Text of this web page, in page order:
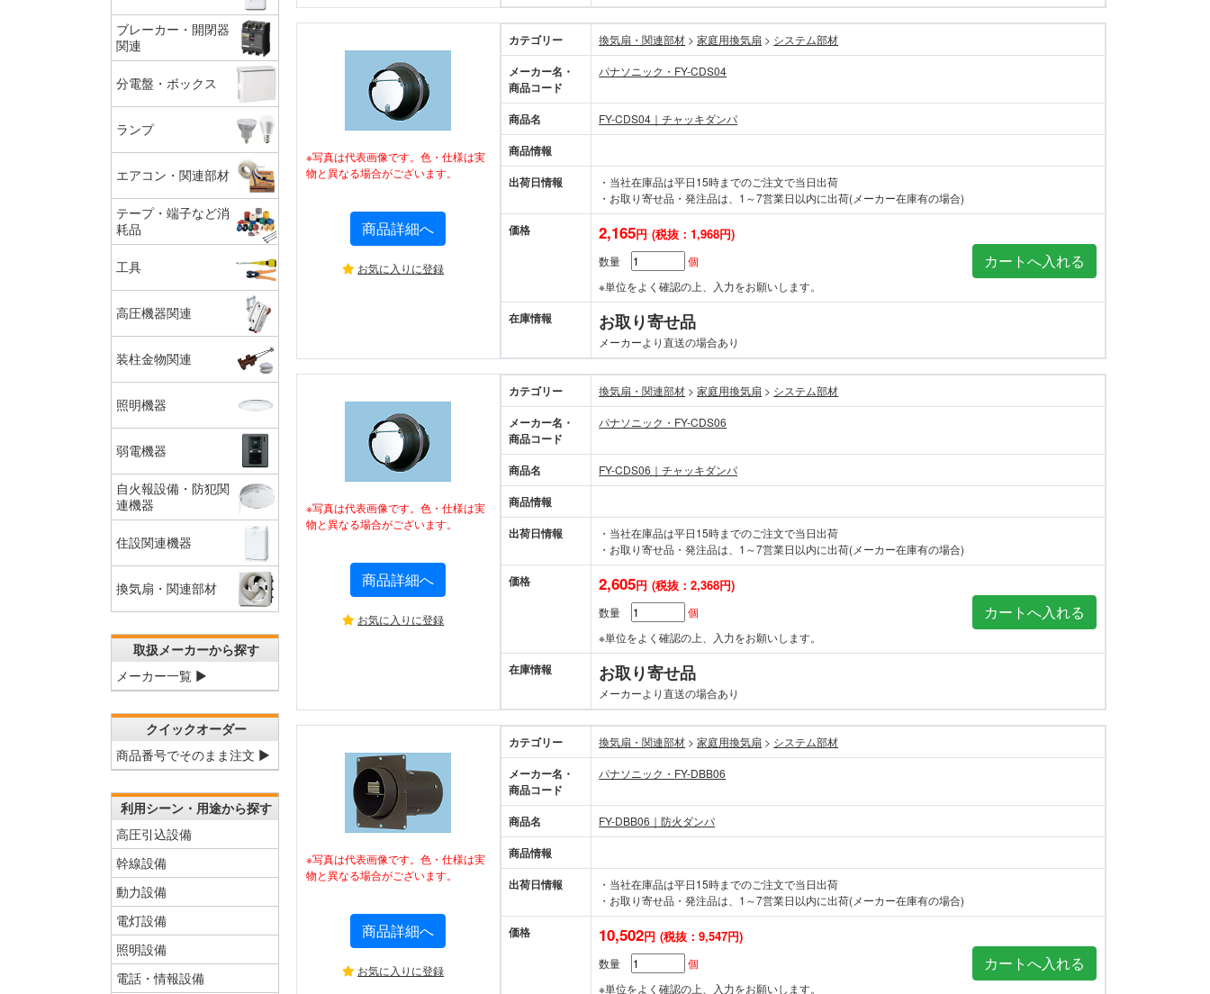
※写真は代表画像です。色・仕様は実
物と異なる場合がございます。
商品詳細へ
お気に入りに登録
カテゴリー 換気扇・関連部材 > 家庭用換気扇 > システム部材
メーカー名・
商品コード
パナソニック・FY-CDS04
商品名 FY-CDS04｜チャッキダンパ
商品情報
出荷日情報
・当社在庫品は平日15時までのご注文で当日出荷
・お取り寄せ品・発注品は、1～7営業日以内に出荷(メーカー在庫有の場合)
価格 2,165円 (税抜：1,968円)
数量
個
※単位をよく確認の上、入力をお願いします。
在庫情報 お取り寄せ品
メーカーより直送の場合あり
※写真は代表画像です。色・仕様は実
物と異なる場合がございます。
商品詳細へ
お気に入りに登録
カテゴリー 換気扇・関連部材 > 家庭用換気扇 > システム部材
メーカー名・
商品コード
パナソニック・FY-CDS06
商品名 FY-CDS06｜チャッキダンパ
商品情報
出荷日情報
・当社在庫品は平日15時までのご注文で当日出荷
・お取り寄せ品・発注品は、1～7営業日以内に出荷(メーカー在庫有の場合)
価格 2,605円 (税抜：2,368円)
数量
個
※単位をよく確認の上、入力をお願いします。
在庫情報 お取り寄せ品
メーカーより直送の場合あり
※写真は代表画像です。色・仕様は実
物と異なる場合がございます。
商品詳細へ
お気に入りに登録
カテゴリー 換気扇・関連部材 > 家庭用換気扇 > システム部材
メーカー名・
商品コード
パナソニック・FY-DBB06
商品名 FY-DBB06｜防火ダンパ
商品情報
出荷日情報
・当社在庫品は平日15時までのご注文で当日出荷
・お取り寄せ品・発注品は、1～7営業日以内に出荷(メーカー在庫有の場合)
価格 10,502円 (税抜：9,547円)
数量
個
※単位をよく確認の上、入力をお願いします。
ブレーカー・開閉器
関連
分電盤・ボックス
ランプ
エアコン・関連部材
テープ・端子など消
耗品
工具
高圧機器関連
装柱金物関連
照明機器
弱電機器
自火報設備・防犯関
連機器
住設関連機器
換気扇・関連部材
取扱メーカーから探す
メーカー一覧 ▶
クイックオーダー
商品番号でそのまま注文 ▶
利用シーン・用途から探す
高圧引込設備
幹線設備
動力設備
電灯設備
照明設備
電話・情報設備